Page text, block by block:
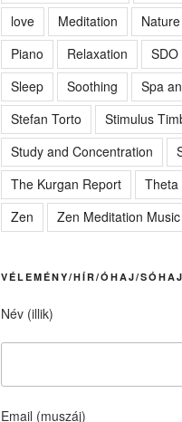
love
Meditation
Piano
Relaxation SDO
Sleep
Soothing
Spa
Stefan Torto
Stimulus
Study and Concentration
The Kurgan Report
Theta
Zen
Zen Meditation Music
VÉLEMÉNY/HÍR/ÓHAJ/SÓHAJ
Név (illik)
Email (muszáj)